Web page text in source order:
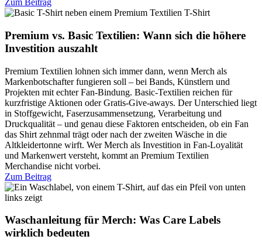
Zum Beitrag
Premium vs. Basic Textilien: Wann sich die höhere
Investition auszahlt
Premium Textilien lohnen sich immer dann, wenn Merch als
Markenbotschafter fungieren soll – bei Bands, Künstlern und
Projekten mit echter Fan-Bindung. Basic-Textilien reichen für
kurzfristige Aktionen oder Gratis-Give-aways. Der Unterschied liegt
in Stoffgewicht, Faserzusammensetzung, Verarbeitung und
Druckqualität – und genau diese Faktoren entscheiden, ob ein Fan
das Shirt zehnmal trägt oder nach der zweiten Wäsche in die
Altkleidertonne wirft. Wer Merch als Investition in Fan-Loyalität
und Markenwert versteht, kommt an Premium Textilien
Merchandise nicht vorbei.
Zum Beitrag
Waschanleitung für Merch: Was Care Labels
wirklich bedeuten